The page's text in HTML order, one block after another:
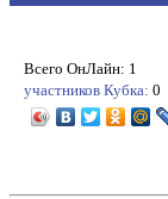
Всего ОнЛайн: 1
участников Кубка: 0